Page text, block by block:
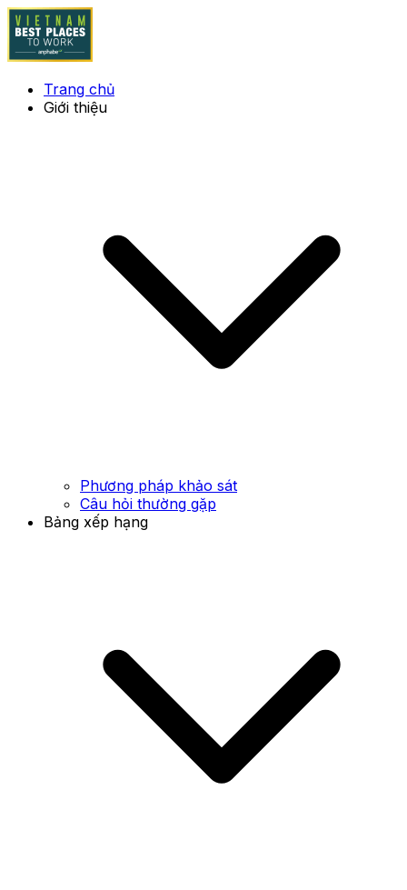
Trang chủ
Giới thiệu
Phương pháp khảo sát
Câu hỏi thường gặp
Bảng xếp hạng